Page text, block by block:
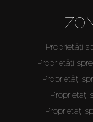
Proprietăți
Proprietăți
Proprietăți
Proprietăți
Proprietăți